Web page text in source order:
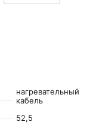
нагревательный
кабель
52,5